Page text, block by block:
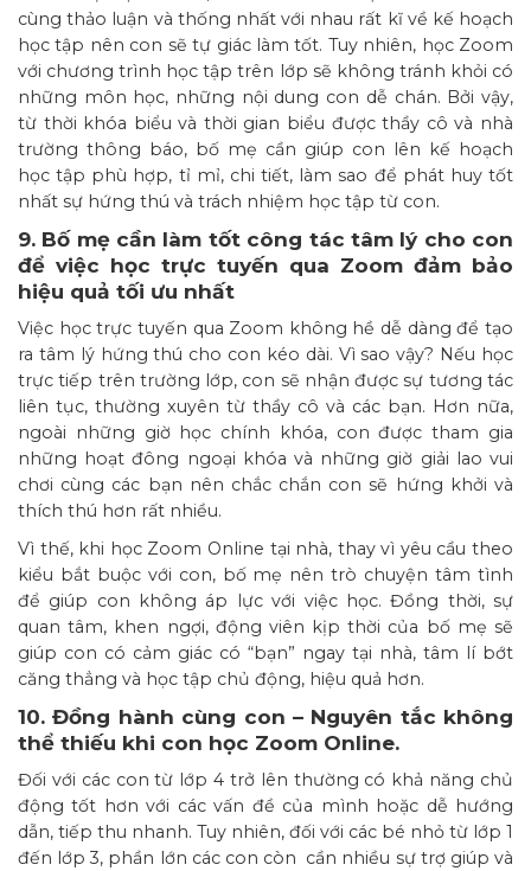
cùng thảo luận và thống nhất với nhau rất kĩ về kế hoạch
học tập nên con sẽ tự giác làm tốt. Tuy nhiên, học Zoom
với chương trình học tập trên lớp sẽ không tránh khỏi có
những môn học, những nội dung con dễ chán. Bởi vậy,
từ thời khóa biểu và thời gian biểu được thầy cô và nhà
trường thông báo, bố mẹ cần giúp con lên kế hoạch
học tập phù hợp, tỉ mỉ, chi tiết, làm sao để phát huy tốt
nhất sự hứng thú và trách nhiệm học tập từ con.
9. Bố mẹ cần làm tốt công tác tâm lý cho con
để việc học trực tuyến qua Zoom đảm bảo
hiệu quả tối ưu nhất
Việc học trực tuyến qua Zoom không hề dễ dàng để tạo
ra tâm lý hứng thú cho con kéo dài. Vì sao vậy? Nếu học
trực tiếp trên trường lớp, con sẽ nhận được sự tương tác
liên tục, thường xuyên từ thầy cô và các bạn. Hơn nữa,
ngoài những giờ học chính khóa, con được tham gia
những hoạt đông ngoại khóa và những giờ giải lao vui
chơi cùng các bạn nên chắc chắn con sẽ hứng khởi và
thích thú hơn rất nhiều.
Vì thế, khi học Zoom Online tại nhà, thay vì yêu cầu theo
kiểu bắt buộc với con, bố mẹ nên trò chuyện tâm tình
để giúp con không áp lực với việc học. Đồng thời, sự
quan tâm, khen ngợi, động viên kịp thời của bố mẹ sẽ
giúp con có cảm giác có “bạn” ngay tại nhà, tâm lí bớt
căng thẳng và học tập chủ động, hiệu quả hơn.
10. Đồng hành cùng con – Nguyên tắc không
thể thiếu khi con học Zoom Online.
Đối với các con từ lớp 4 trở lên thường có khả năng chủ
động tốt hơn với các vấn đề của mình hoặc dễ hướng
dẫn, tiếp thu nhanh. Tuy nhiên, đối với các bé nhỏ từ lớp 1
đến lớp 3, phần lớn các con còn cần nhiều sự trợ giúp và